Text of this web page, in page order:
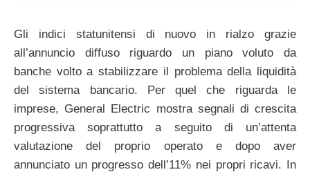
Gli indici statunitensi di nuovo in rialzo grazie
all’annuncio diffuso riguardo un piano voluto da
banche volto a stabilizzare il problema della liquidità
del sistema bancario. Per quel che riguarda le
imprese, General Electric mostra segnali di crescita
progressiva soprattutto a seguito di un’attenta
valutazione del proprio operato e dopo aver
annunciato un progresso dell’11% nei propri ricavi. In